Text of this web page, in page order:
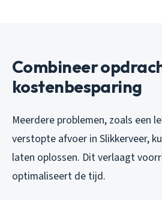
Combineer
kostenbesparing
Meerdere problemen, zoals een
verstopte afvoer in Slikkerveer,
laten oplossen. Dit verlaagt
optimaliseert de tijd.